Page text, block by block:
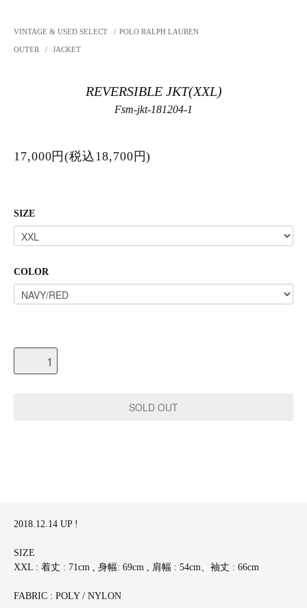
VINTAGE & USED SELECT / POLO RALPH LAUREN
OUTER / JACKET
REVERSIBLE JKT(XXL)
Fsm-jkt-181204-1
17,000円(税込18,700円)
SIZE
COLOR
2018.12.14 UP !
SIZE
XXL : 着丈 : 71cm , 身幅: 69cm , 肩幅 : 54cm、袖丈 : 66cm
FABRIC : POLY / NYLON